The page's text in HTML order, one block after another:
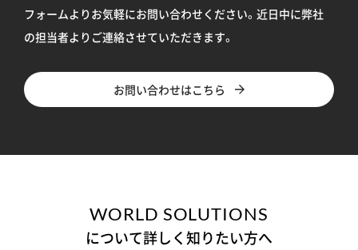
フォームよりお気軽にお問い合わせください。 近日中に弊社
の担当者よりご連絡させていただきます。
お問い合わせはこちら
WORLD SOLUTIONS
について詳しく知りたい方へ